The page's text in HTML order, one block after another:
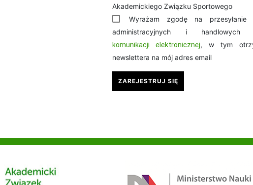
Akademickiego Związku Sportowego
Wyrażam zgodę na przesyłanie
administracyjnych i handlowych
komunikacji elektronicznej, w tym
newslettera na mój adres email